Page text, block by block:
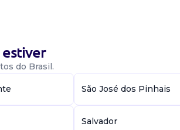
do Brasil.
São José dos Pinhais
Salvador